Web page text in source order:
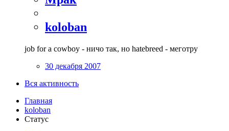
koloban
job for a cowboy - ничо так, но hatebreed - меготру
30 декабря 2007
Вся активность
Главная
koloban
Статус